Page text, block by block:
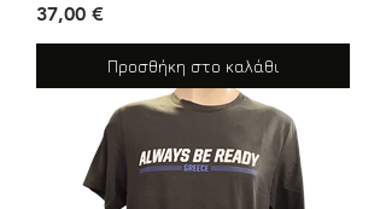
Τιμή
37,00 €
Προσθήκη στο καλάθι